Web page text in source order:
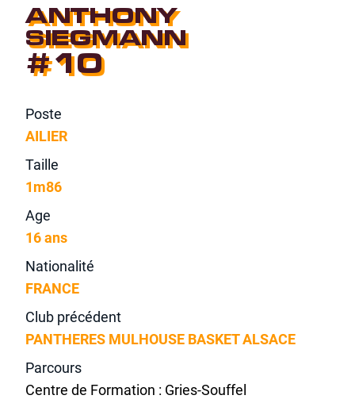
ANTHONY
SIEGMANN
#10
Poste
AILIER
Taille
1m86
Age
16 ans
Nationalité
FRANCE
Club précédent
PANTHERES MULHOUSE BASKET ALSACE
Parcours
Centre de Formation : Gries-Souffel